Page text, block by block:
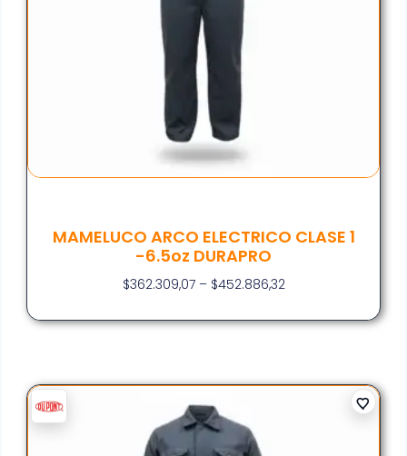
MAMELUCO ARCO ELECTRICO CLASE 1
-6.5oz DURAPRO
$362.309,07 – $452.886,32